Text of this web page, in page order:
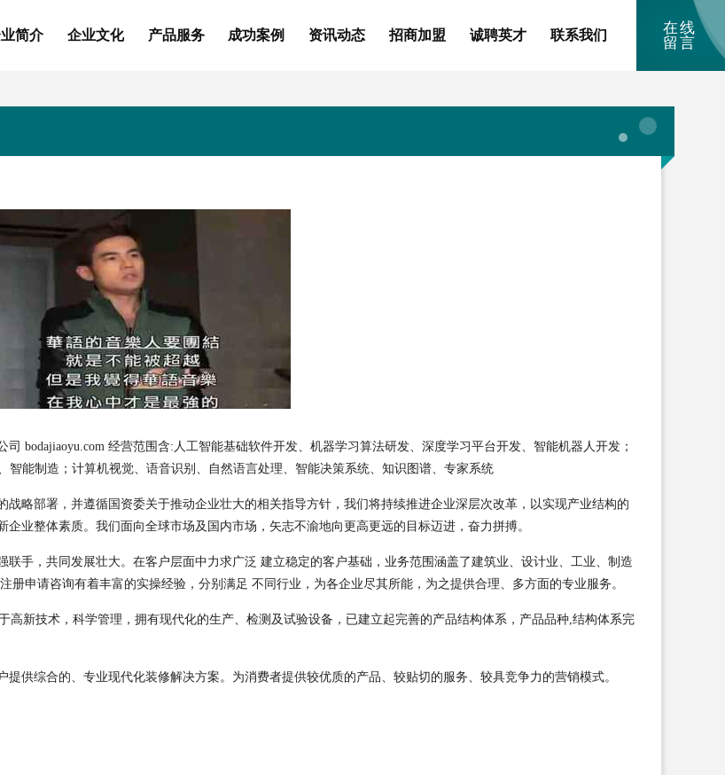
简介 企业文化 产品服务 成功案例 资讯动态 招商加盟 诚聘英才 联系我们
在线
留言
bodajiaoyu.com 经营范围含:人工智能基础软件开发、机器学习算法研发、深度学习平台开发、智能机器人开发；
能制造；计算机视觉、语音识别、自然语言处理、智能决策系统、知识图谱、专家系统
略部署，并遵循国资委关于推动企业壮大的相关指导方针，我们将持续推进企业深层次改革，以实现产业结构的
业整体素质。我们面向全球市场及国内市场，矢志不渝地向更高更远的目标迈进，奋力拼搏。
手，共同发展壮大。在客户层面中力求广泛 建立稳定的客户基础，业务范围涵盖了建筑业、设计业、工业、制造
申请咨询有着丰富的实操经验，分别满足 不同行业，为各企业尽其所能，为之提供合理、多方面的专业服务。
高新技术，科学管理，拥有现代化的生产、检测及试验设备，已建立起完善的产品结构体系，产品品种,结构体系完
供综合的、专业现代化装修解决方案。为消费者提供较优质的产品、较贴切的服务、较具竞争力的营销模式。